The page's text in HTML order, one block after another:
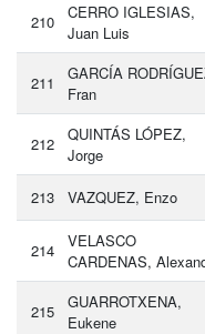
210
CERRO IGLESIAS,
Juan Luis
211
GARCÍA
Fran
212
QUINTÁS LÓPEZ,
Jorge
213 VAZQUEZ, Enzo
214
VELASCO
CARDENAS,
215
GUARROTXENA,
Eukene